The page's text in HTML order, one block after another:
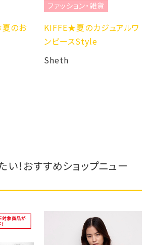
のお
ファッション・雑貨
KIFFE★夏のカジュアルワ
ンピースStyle
Sheth
！おすすめショップニュー